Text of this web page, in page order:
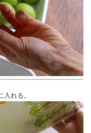
れる。